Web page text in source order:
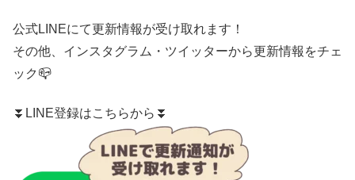
公式LINEにて更新情報が受け取れます！
その他、 インスタグラム ・ ツイッターから更新情報をチェ
ック📪
⏬LINE登録はこちらから⏬